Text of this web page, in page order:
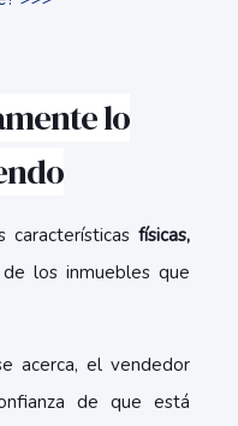
lo
características físicas,
los inmuebles que
acerca, el vendedor
de que está